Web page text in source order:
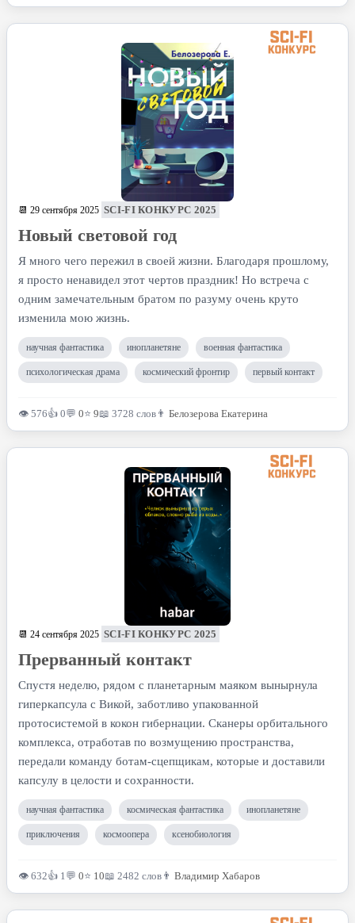
📆 29 сентября 2025 SCI-FI КОНКУРС 2025
Новый световой год
Я много чего пережил в своей жизни. Благодаря прошлому,
я просто ненавидел этот чертов праздник! Но встреча с
одним замечательным братом по разуму очень круто
изменила мою жизнь.
научная фантастика инопланетяне военная фантастика
психологическая драма космический фронтир первый контакт
👁 576👍 0💬 0⭐ 9📖 3728 слов 👨 Белозерова Екатерина
📆 24 сентября 2025 SCI-FI КОНКУРС 2025
Прерванный контакт
Спустя неделю, рядом с планетарным маяком вынырнула
гиперкапсула с Викой, заботливо упакованной
протосистемой в кокон гибернации. Сканеры орбитального
комплекса, отработав по возмущению пространства,
передали команду ботам-сцепщикам, которые и доставили
капсулу в целости и сохранности.
научная фантастика космическая фантастика инопланетяне
приключения космоопера ксенобиология
👁 632👍 1💬 0⭐ 10📖 2482 слов 👨 Владимир Хабаров